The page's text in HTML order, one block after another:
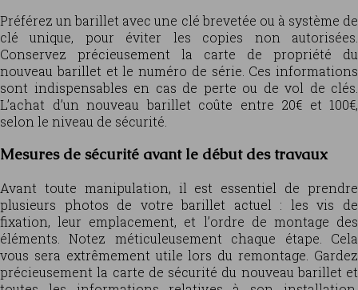
Préférez un barillet avec une clé brevetée ou à système de
clé unique, pour éviter les copies non autorisées.
Conservez précieusement la carte de propriété du
nouveau barillet et le numéro de série. Ces informations
sont indispensables en cas de perte ou de vol de clés.
L’achat d’un nouveau barillet coûte entre 20€ et 100€,
selon le niveau de sécurité.
Mesures de sécurité avant le début des travaux
Avant toute manipulation, il est essentiel de prendre
plusieurs photos de votre barillet actuel : les vis de
fixation, leur emplacement, et l’ordre de montage des
éléments. Notez méticuleusement chaque étape. Cela
vous sera extrêmement utile lors du remontage. Gardez
précieusement la carte de sécurité du nouveau barillet et